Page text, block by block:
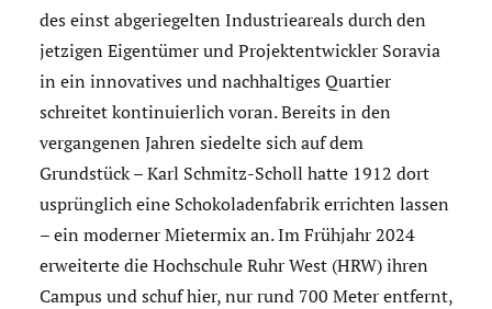
des einst abgeriegelten Industrieareals durch den
jetzigen Eigentümer und Projektentwickler Soravia
in ein innovatives und nachhaltiges Quartier
schreitet kontinuierlich voran. Bereits in den
vergangenen Jahren siedelte sich auf dem
Grundstück – Karl Schmitz-Scholl hatte 1912 dort
usprünglich eine Schokoladenfabrik errichten lassen
– ein moderner Mietermix an. Im Frühjahr 2024
erweiterte die Hochschule Ruhr West (HRW) ihren
Campus und schuf hier, nur rund 700 Meter entfernt,